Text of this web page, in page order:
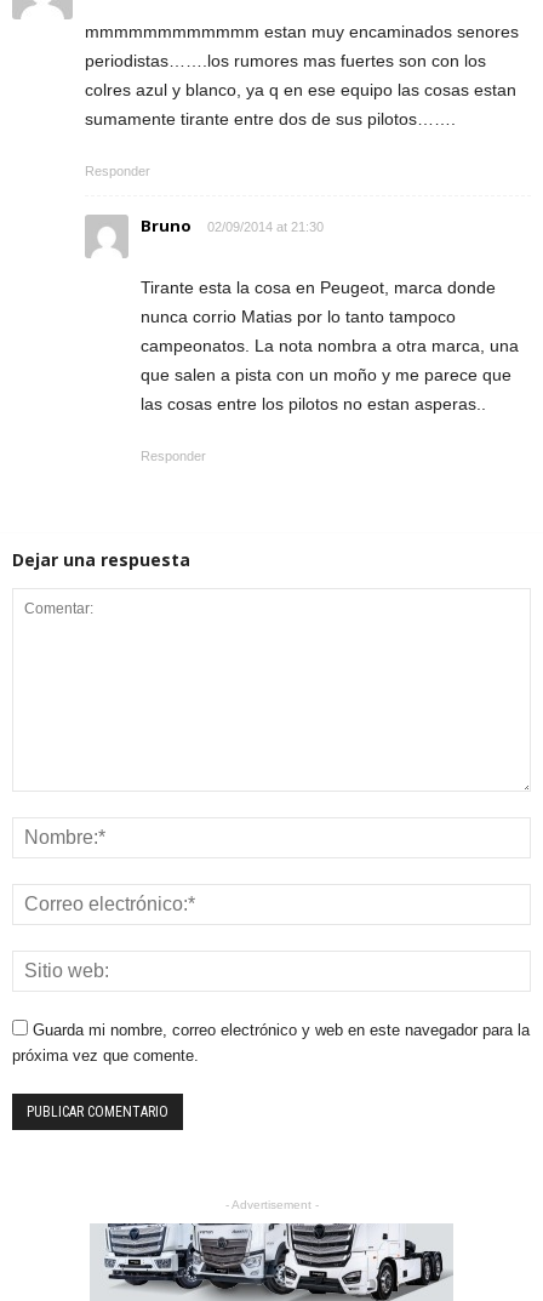
mmmmmmmmmmmm estan muy encaminados senores
periodistas…….los rumores mas fuertes son con los
colres azul y blanco, ya q en ese equipo las cosas estan
sumamente tirante entre dos de sus pilotos…….
Responder
Bruno 02/09/2014 at 21:30
Tirante esta la cosa en Peugeot, marca donde
nunca corrio Matias por lo tanto tampoco
campeonatos. La nota nombra a otra marca, una
que salen a pista con un moño y me parece que
las cosas entre los pilotos no estan asperas..
Responder
Dejar una respuesta
Guarda mi nombre, correo electrónico y web en este navegador para la
próxima vez que comente.
- Advertisement -